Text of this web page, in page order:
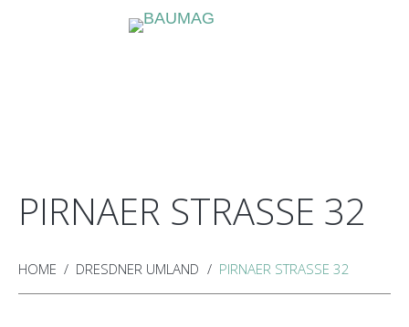
PIRNAER STRASSE 32
HOME DRESDNER UMLAND PIRNAER STRASSE 32